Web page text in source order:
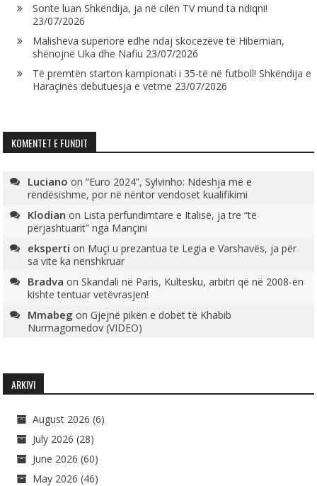
Sonte luan Shkëndija, ja në cilën TV mund ta ndiqni!
23/07/2026
Malisheva superiore edhe ndaj skocezëve të Hibernian,
shënojnë Uka dhe Nafiu 23/07/2026
Të premtën starton kampionati i 35-të në futboll! Shkëndija e
Haraçinës debutuesja e vetme 23/07/2026
KOMENTET E FUNDIT
Luciano on“Euro 2024”, Sylvinho: Ndeshja më e
rëndësishme, por në nëntor vendoset kualifikimi
Klodian on Lista përfundimtare e Italisë, ja tre “të
përjashtuarit” nga Mançini
eksperti on Muçi u prezantua te Legia e Varshavës, ja për
sa vite ka nënshkruar
Bradva onSkandali në Paris, Kultesku, arbitri që në 2008-ën
kishte tentuar vetëvrasjen!
Mmabeg onGjejnë pikën e dobët të Khabib
Nurmagomedov (VIDEO)
ARKIVI
August 2026 (6)
July 2026 (28)
June 2026 (60)
May 2026 (46)